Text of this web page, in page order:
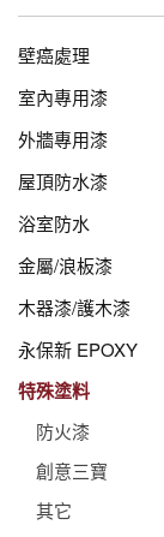
壁癌處理
室內專用漆
外牆專用漆
屋頂防水漆
浴室防水
金屬/浪板漆
木器漆/護木漆
永保新 EPOXY
特殊塗料
防火漆
創意三寶
其它